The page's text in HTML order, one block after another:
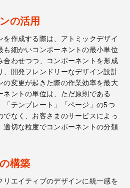
の活用
を作成する際は、アトミックデザイ
も細かいコンポーネントの最小単位
合わせつつ、コンポーネントを形成
、開発フレンドリーなデザイン設計
の変更が起きた際の作業効率を最大
ントの単位は、ただ原則である
「テンプレート」「ページ」の5つ
でなく、お客さまのサービスによっ
適切な粒度でコンポーネントの分類
構築
リエイティブのデザインに統一感を